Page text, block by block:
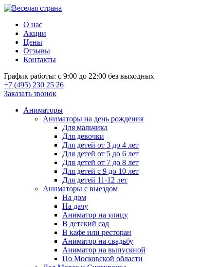
О нас
Акции
Цены
Отзывы
Контакты
График работы: с 9:00 до 22:00 без выходных
+7 (495) 230 25 26
Заказать звонок
Аниматоры
Аниматоры на день рождения
Для мальчика
Для девочки
Для детей от 3 до 4 лет
Для детей от 5 до 6 лет
Для детей от 7 до 8 лет
Для детей с 9 до 10 лет
Для детей 11-12 лет
Аниматоры с выездом
На дом
На дачу
Аниматор на улицу
В детский сад
В кафе или ресторан
Аниматор на свадьбу
Аниматор на выпускной
По Московской области